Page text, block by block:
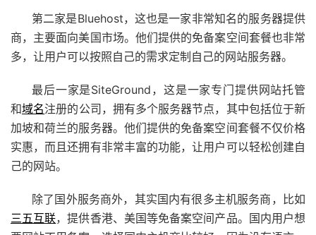
第二家是Bluehost，这也是一家非常知名的服务器提供
商，主要面向美国市场。他们提供的免备案空间套餐也非常
多，让用户可以按照自己的需求定制自己的网站服务器。
最后一家是SiteGround，这是一家专门提供网站托管
和域名注册的公司，拥有多个服务器节点，其中包括位于新
加坡和荷兰的服务器。他们提供的免备案空间套餐不仅价格
实惠，而且还拥有非常丰富的功能，让用户可以轻松创建自
己的网站。
除了国外服务商外，其实国内有很多主机服务商，比如
三五互联，提供香港、美国等免备案空间产品。国内用户想